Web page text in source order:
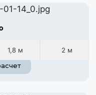
1,8 м
2 м